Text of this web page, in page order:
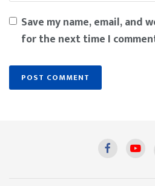
Save my name, email, and
for the next time I